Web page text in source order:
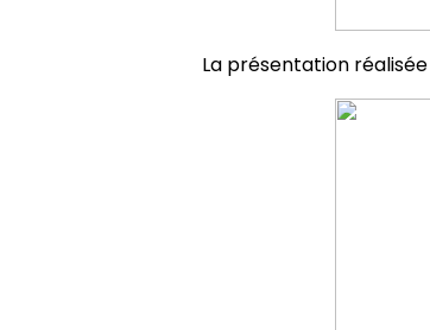
La présentation